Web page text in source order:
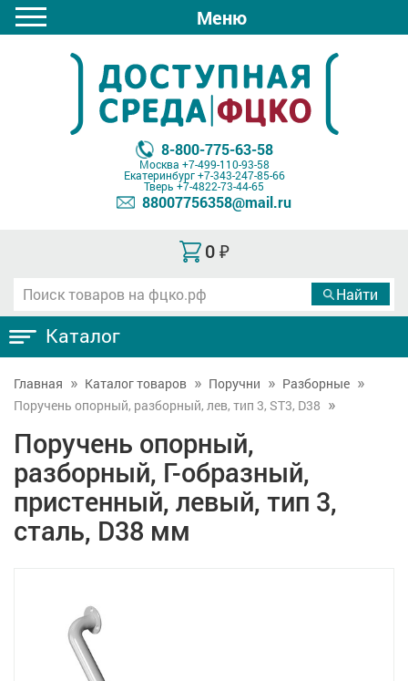
Меню
8-800-775-63-58
Москва +7-499-110-93-58
Екатеринбург+7-343-247-85-66
Тверь +7-4822-73-44-65
88007756358@mail.ru
0 ₽
Каталог
Главная Каталог товаров Поручни
Разборные
Поручень опорный, разборный, лев, тип 3, ST3, D38
Поручень опорный,
разборный, Г-образный,
пристенный, левый, тип 3,
сталь, D38 мм